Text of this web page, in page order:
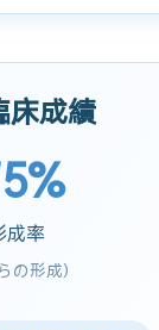
床成績
成率
の形成)